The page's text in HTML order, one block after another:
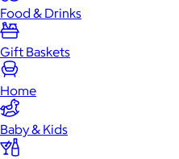
Food & Drinks
Gift Baskets
Home
Baby & Kids